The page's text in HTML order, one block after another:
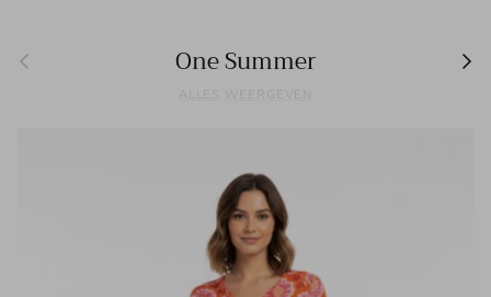
Vorige One Summer